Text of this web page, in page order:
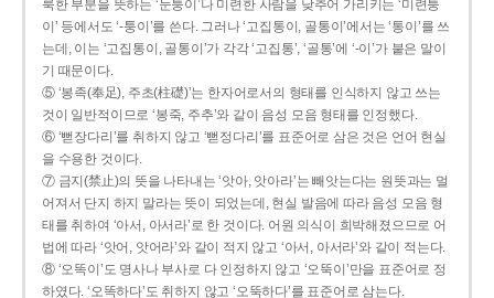
룩한 부분을 뜻하는 ‘눈퉁이’나 미련한 사람을 낮추어 가리키는 ‘미련퉁
이’ 등에서도 ‘-퉁이’를 쓴다. 그러나 ‘고집통이, 골통이’에서는 ‘통이’를 쓰
는데, 이는 ‘고집통이, 골통이’가 각각 ‘고집통’, ‘골통’에 ‘-이’가 붙은 말이
기 때문이다.
⑤ ‘봉족(奉足), 주초(柱礎)’는 한자어로서의 형태를 인식하지 않고 쓰는
것이 일반적이므로 ‘봉죽, 주추’와 같이 음성 모음 형태를 인정했다.
⑥ ‘뻗장다리’를 취하지 않고 ‘뻗정다리’를 표준어로 삼은 것은 언어 현실
을 수용한 것이다.
⑦ 금지(禁止)의 뜻을 나타내는 ‘앗아, 앗아라’는 빼앗는다는 원뜻과는 멀
어져서 단지 하지 말라는 뜻이 되었는데, 현실 발음에 따라 음성 모음 형
태를 취하여 ‘아서, 아서라’로 한 것이다. 어원 의식이 희박해졌으므로 어
법에 따라 ‘앗어, 앗어라’와 같이 적지 않고 ‘아서, 아서라’와 같이 적는다.
⑧ ‘오똑이’도 명사나 부사로 다 인정하지 않고 ‘오뚝이’만을 표준어로 정
하였다. ‘오똑하다’도 취하지 않고 ‘오뚝하다’를 표준어로 삼는다.